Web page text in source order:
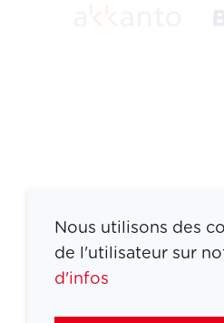
Nous utilisons des
de l'utilisateur sur
d'infos